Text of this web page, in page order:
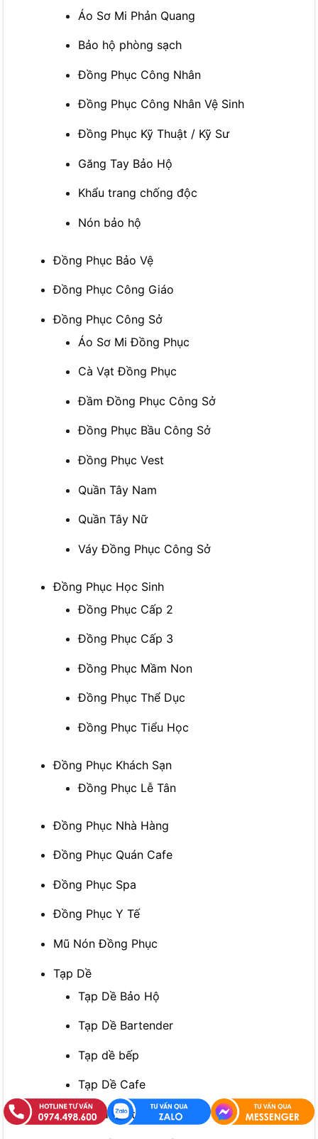
Áo Sơ Mi Phản Quang
Bảo hộ phòng sạch
Đồng Phục Công Nhân
Đồng Phục Công Nhân Vệ Sinh
Đồng Phục Kỹ Thuật / Kỹ Sư
Găng Tay Bảo Hộ
Khẩu trang chống độc
Nón bảo hộ
Đồng Phục Bảo Vệ
Đồng Phục Công Giáo
Đồng Phục Công Sở
Áo Sơ Mi Đồng Phục
Cà Vạt Đồng Phục
Đầm Đồng Phục Công Sở
Đồng Phục Bầu Công Sở
Đồng Phục Vest
Quần Tây Nam
Quần Tây Nữ
Váy Đồng Phục Công Sở
Đồng Phục Học Sinh
Đồng Phục Cấp 2
Đồng Phục Cấp 3
Đồng Phục Mầm Non
Đồng Phục Thể Dục
Đồng Phục Tiểu Học
Đồng Phục Khách Sạn
Đồng Phục Lễ Tân
Đồng Phục Nhà Hàng
Đồng Phục Quán Cafe
Đồng Phục Spa
Đồng Phục Y Tế
Mũ Nón Đồng Phục
Tạp Dề
Tạp Dề Bảo Hộ
Tạp Dề Bartender
Tạp dề bếp
Tạp Dề Cafe
Tạp dề cắt tóc